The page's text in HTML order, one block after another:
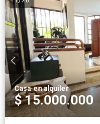
Casa·en alquiler
$ 15.000.000